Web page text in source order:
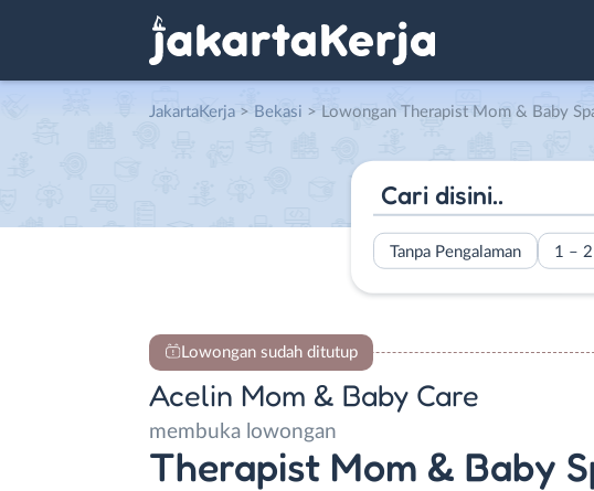
JakartaKerja > Bekasi > Lowongan Therapist Mom & Baby Spa Home Care di Acelin Mom & Baby
Tanpa Pengalaman 1 – 2
Lowongan sudah ditutup
Acelin Mom & Baby Care
membuka lowongan
Therapist Mom & Baby